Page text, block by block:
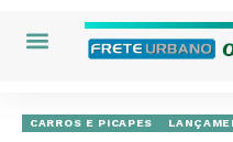
CARROS E PICAPES